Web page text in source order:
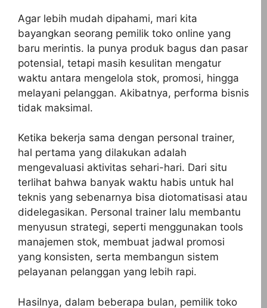
Agar lebih mudah dipahami, mari kita
bayangkan seorang pemilik toko online yang
baru merintis. Ia punya produk bagus dan pasar
potensial, tetapi masih kesulitan mengatur
waktu antara mengelola stok, promosi, hingga
melayani pelanggan. Akibatnya, performa bisnis
tidak maksimal.
Ketika bekerja sama dengan personal trainer,
hal pertama yang dilakukan adalah
mengevaluasi aktivitas sehari-hari. Dari situ
terlihat bahwa banyak waktu habis untuk hal
teknis yang sebenarnya bisa diotomatisasi atau
didelegasikan. Personal trainer lalu membantu
menyusun strategi, seperti menggunakan tools
manajemen stok, membuat jadwal promosi
yang konsisten, serta membangun sistem
pelayanan pelanggan yang lebih rapi.
Hasilnya, dalam beberapa bulan, pemilik toko